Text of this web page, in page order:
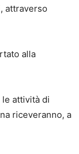
attraverso
alla
attività di
riceveranno, a